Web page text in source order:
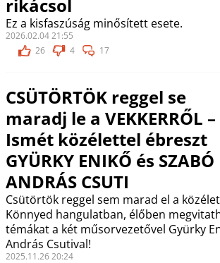
rikácsol
Ez a kisfaszúság minősített esete.
2026.02.04 21:55
26
4 17
CSÜTÖRTÖK reggel se
maradj le a VEKKERRŐL –
Ismét közélettel ébreszt
GYÜRKY ENIKŐ és SZABÓ
ANDRÁS CSUTI
Csütörtök reggel sem marad el a
Könnyed hangulatban, élőben
témákat a két műsorvezetővel Gyürky
András Csutival!
2025.11.26 20:24